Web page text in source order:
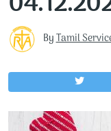
ByTamil